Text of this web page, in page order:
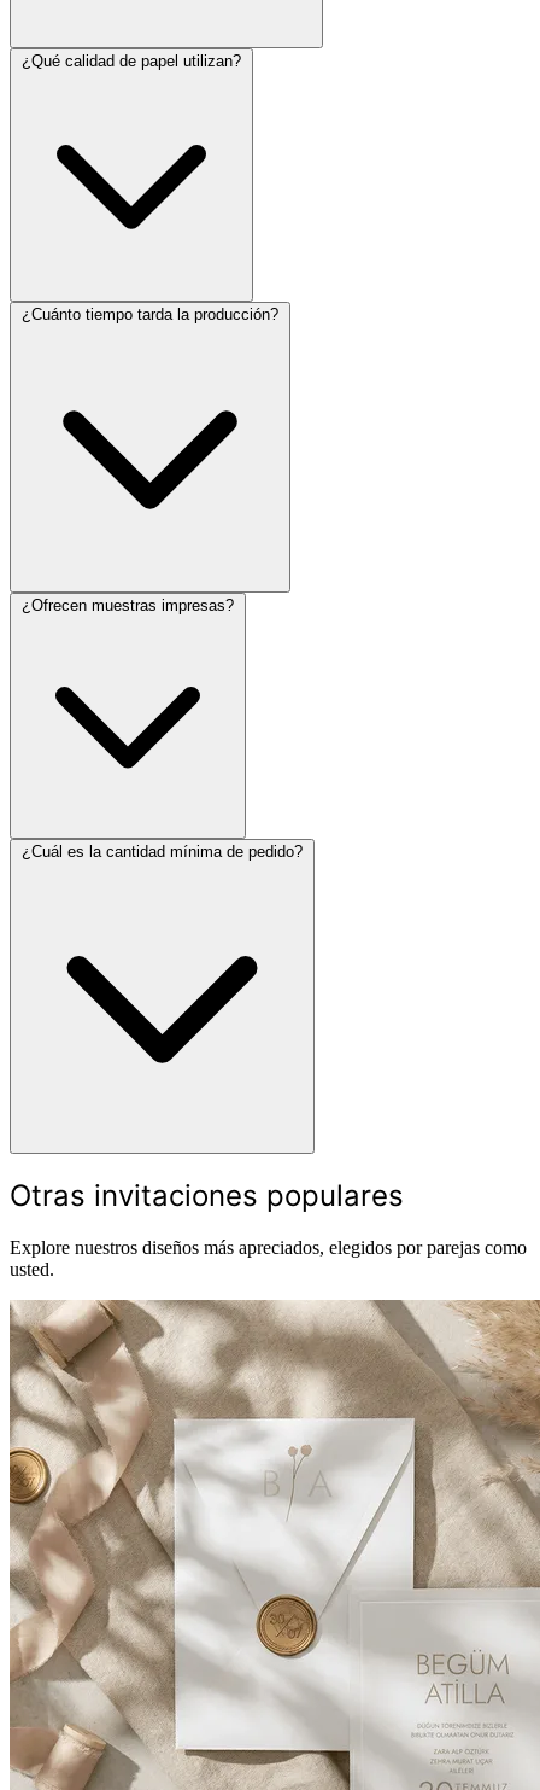
¿Qué calidad de papel utilizan?
¿Cuánto tiempo tarda la producción?
¿Ofrecen muestras impresas?
¿Cuál es la cantidad mínima de pedido?
Otras invitaciones populares
Explore nuestros diseños más apreciados, elegidos por parejas como
usted.